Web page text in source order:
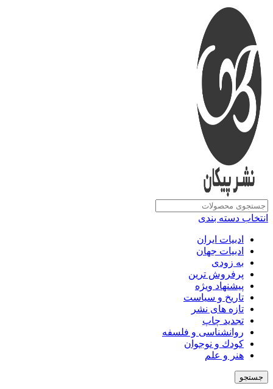
انتخاب دسته بندی
ادبیات ایران
ادبیات جهان
به زودی
پرفروش ترین
پیشنهاد ویژه
تاریخ و سیاست
تازه های نشر
تجدید چاپ
روانشناسی و فلسفه
کودك و نوجوان
هنر و علم
جستجو